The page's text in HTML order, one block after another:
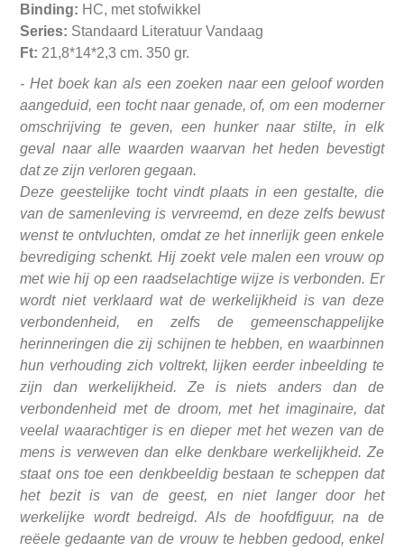
Binding: HC, met stofwikkel
Series: Standaard Literatuur Vandaag
Ft: 21,8*14*2,3 cm. 350 gr.
- Het boek kan als een zoeken naar een geloof worden
aangeduid, een tocht naar genade, of, om een moderner
omschrijving te geven, een hunker naar stilte, in elk
geval naar alle waarden waarvan het heden bevestigt
dat ze zijn verloren gegaan.
Deze geestelijke tocht vindt plaats in een gestalte, die
van de samenleving is vervreemd, en deze zelfs bewust
wenst te ontvluchten, omdat ze het innerlijk geen enkele
bevrediging schenkt. Hij zoekt vele malen een vrouw op
met wie hij op een raadselachtige wijze is verbonden. Er
wordt niet verklaard wat de werkelijkheid is van deze
verbondenheid, en zelfs de gemeenschappelijke
herinneringen die zij schijnen te hebben, en waarbinnen
hun verhouding zich voltrekt, lijken eerder inbeelding te
zijn dan werkelijkheid. Ze is niets anders dan de
verbondenheid met de droom, met het imaginaire, dat
veelal waarachtiger is en dieper met het wezen van de
mens is verweven dan elke denkbare werkelijkheid. Ze
staat ons toe een denkbeeldig bestaan te scheppen dat
het bezit is van de geest, en niet langer door het
werkelijke wordt bedreigd. Als de hoofdfiguur, na de
reëele gedaante van de vrouw te hebben gedood, enkel